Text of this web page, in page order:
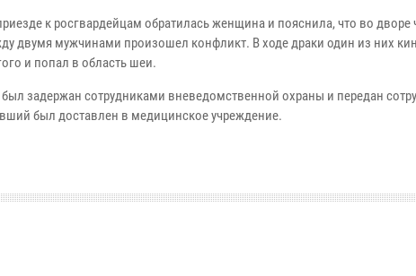
к росгвардейцам обратилась женщина и пояснила, что во дворе
двумя мужчинами произошел конфликт. В ходе драки один из них
и попал в область шеи.
задержан сотрудниками вневедомственной охраны и передан
был доставлен в медицинское учреждение.